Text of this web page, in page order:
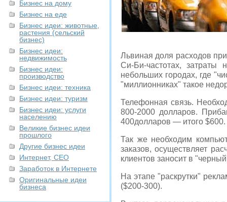
Бизнес на дому
Бизнес на еде
Бизнес идеи: животные,
растения (сельский
бизнес)
Бизнес идеи:
недвижимость
Бизнес идеи:
производство
Бизнес идеи: техника
Бизнес идеи: туризм
Бизнес идеи: услуги
населению
Великие бизнес идеи
прошлого
Другие бизнес идеи
Интернет, СЕО
Заработок в Интернете
Оригинальные идеи
бизнеса
Львиная доля расходов
Си-Би-частотах,
небольших городах, где
"миллионниках" такое
Телефонная связь.
800-2000 долларов.
400долларов — итого $600.
Так же необходим
заказов, осуществляет
клиентов заносит в
На этапе "раскрутки"
($200-300).